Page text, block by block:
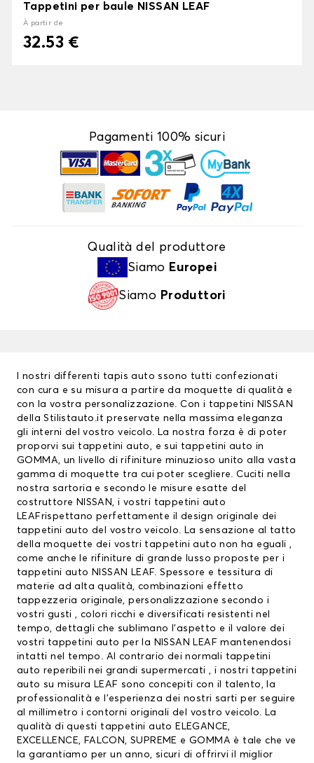
Tappetini per baule NISSAN LEAF
À partir de
32.53 €
Pagamenti 100% sicuri
Qualità del produttore
Siamo Europei
Siamo Produttori
I nostri differenti tapis auto ssono tutti confezionati
con cura e su misura a partire da moquette di qualità e
con la vostra personalizzazione. Con i tappetini NISSAN
della Stilistauto.it preservate nella massima eleganza
gli interni del vostro veicolo. La nostra forza è di poter
proporvi sui tappetini auto, e sui tappetini auto in
GOMMA, un livello di rifiniture minuzioso unito alla vasta
gamma di moquette tra cui poter scegliere. Cuciti nella
nostra sartoria e secondo le misure esatte del
costruttore NISSAN, i vostri tappetini auto
LEAFrispettano perfettamente il design originale dei
tappetini auto del vostro veicolo. La sensazione al tatto
della moquette dei vostri tappetini auto non ha eguali ,
come anche le rifiniture di grande lusso proposte per i
tappetini auto NISSAN LEAF. Spessore e tessitura di
materie ad alta qualità, combinazioni effetto
tappezzeria originale, personalizzazione secondo i
vostri gusti , colori ricchi e diversificati resistenti nel
tempo, dettagli che sublimano l’aspetto e il valore dei
vostri tappetini auto per la NISSAN LEAF mantenendosi
intatti nel tempo. Al contrario dei normali tappetini
auto reperibili nei grandi supermercati , i nostri tappetini
auto su misura LEAF sono concepiti con il talento, la
professionalità e l’esperienza dei nostri sarti per seguire
al millimetro i contorni originali del vostro veicolo. La
qualità di questi tappetini auto ELEGANCE,
EXCELLENCE, FALCON, SUPREME e GOMMA è tale che ve
la garantiamo per un anno, sicuri di offrirvi il miglior